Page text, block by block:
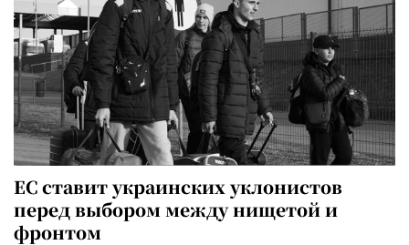
ЕС ставит украинских уклонистов
перед выбором между нищетой и
фронтом